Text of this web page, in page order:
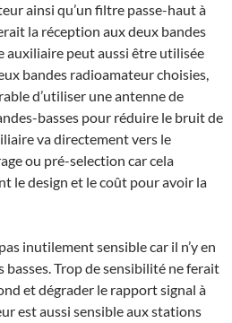
ainsi qu’un filtre passe-haut à
la réception aux deux bandes
auxiliaire peut aussi être utilisée
bandes radioamateur choisies,
d’utiliser une antenne de
basses pour réduire le bruit de
va directement vers le
ou pré-selection car cela
le design et le coût pour avoir la
inutilement sensible car il n’y en
basses. Trop de sensibilité ne ferait
et dégrader le rapport signal à
est aussi sensible aux stations